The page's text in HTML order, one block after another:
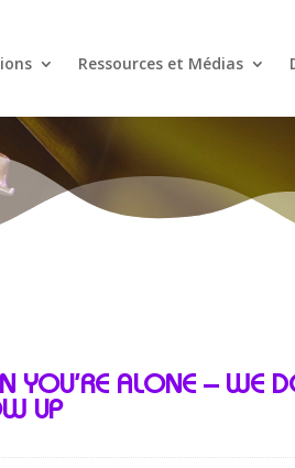
Ressources et Médias
YOU’RE ALONE – WE
UP